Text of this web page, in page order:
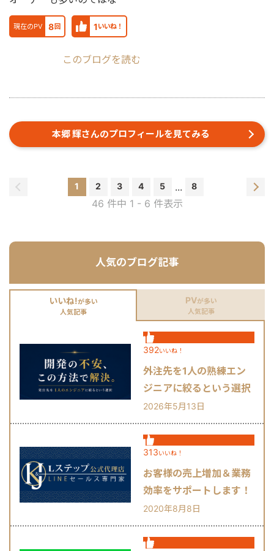
人気のブログ記事
いいね!が多い
人気記事
PVが多い
人気記事
392いいね！
外注先を1人の熟練エン
ジニアに絞るという選択
肢
2026年5月13日
313いいね！
お客様の売上増加＆業務
効率をサポートします！
2020年8月8日
現在のPV 8 回 1いいね！
このブログを読む
本郷 輝さんのプロフィールを見てみる
1 2 3 4 5 ... 8
46 件中 1 - 6 件表示